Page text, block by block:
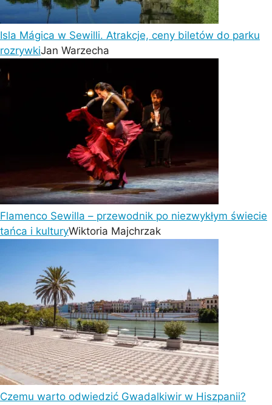
Isla Mágica w Sewilli. Atrakcje, ceny biletów do parku
rozrywkiJan Warzecha
Flamenco Sewilla – przewodnik po niezwykłym świecie
tańca i kulturyWiktoria Majchrzak
Czemu warto odwiedzić Gwadalkiwir w Hiszpanii?